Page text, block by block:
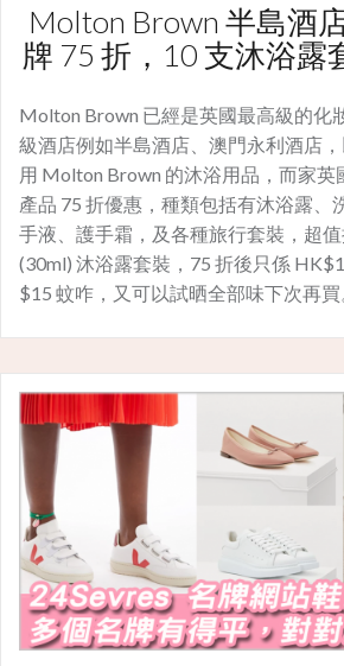
Molton Brown 半島酒
牌 75 折，10 支沐浴露
Molton Brown 已經是英國最高級的化
級酒店例如半島酒店、澳門永利酒店
用 Molton Brown 的沐浴用品，而家英
產品 75 折優惠，種類包括有沐浴露、
手液、護手霜，及各種旅行套裝，超
(30ml) 沐浴露套裝，75 折後只係
$15 蚊咋，又可以試晒全部味下次再買